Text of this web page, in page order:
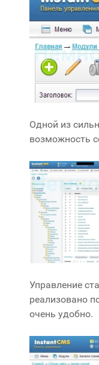
Одной из
возможность
Управление
реализовано
очень удобно.